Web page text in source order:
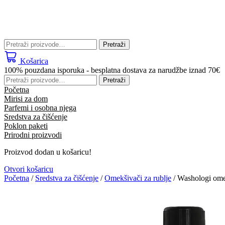
Pretraži: Pretraži
Košarica
100% pouzdana isporuka - besplatna dostava za narudžbe iznad 70€
Pretraži:
Pretraži
Početna
Mirisi za dom
Parfemi i osobna njega
Sredstva za čišćenje
Poklon paketi
Prirodni proizvodi
Proizvod dodan u košaricu!
Otvori košaricu
Početna / Sredstva za čišćenje /Omekšivači za rublje / Washologi